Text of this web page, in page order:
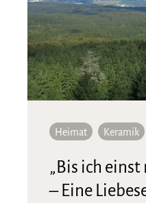
Heimat Keramik
„Bis ich
– Eine